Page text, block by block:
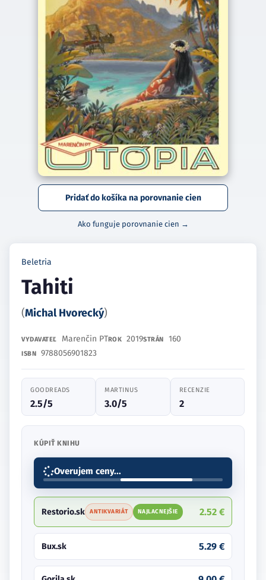
Pridať do košíka na porovnanie cien
Ako funguje porovnanie cien →
Beletria
Tahiti
(Michal Hvorecký)
VYDAVATEĽ Marenčin PTROK 2019STRÁN 160
ISBN 9788056901823
GOODREADS
2.5/5
MARTINUS
3.0/5
RECENZIE
2
KÚPIŤ KNIHU
Overujem ceny...
Restorio.sk ANTIKVARIÁT NAJLACNEJŠIE 2.52 €
Bux.sk 5.29 €